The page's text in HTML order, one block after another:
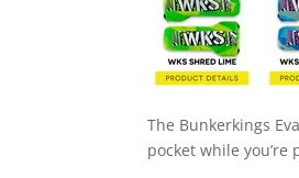
The Bunkerkings
pocket while